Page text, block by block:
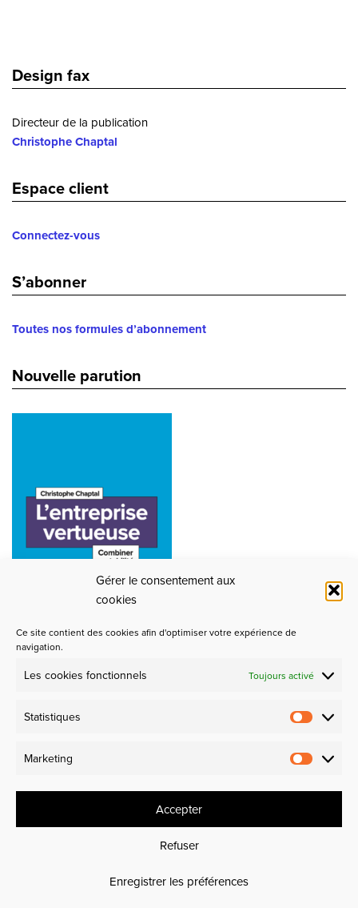
Gérer le consentement aux
cookies
Ce site contient des cookies afin d'optimiser votre expérience de
navigation.
Les cookies fonctionnels Toujours activé
Statistiques
Marketing
Accepter
Refuser
Enregistrer les préférences
Design fax
Directeur de la publication
Christophe Chaptal
Espace client
Connectez-vous
S’abonner
Toutes nos formules d’abonnement
Nouvelle parution